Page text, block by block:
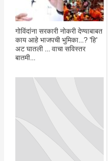
गोविंदांना सरकारी नोकरी देण्याबाबत
काय आहे भाजपची भुमिका...? 'हि'
अट घातली ... वाचा सविस्तर
बातमी...